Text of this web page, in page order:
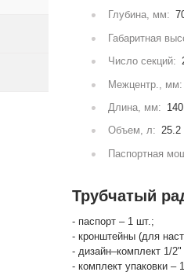
Глубина, мм:
Габаритная
Число секций:
Межцентр., мм:
Длина, мм:
Объем, л: 25.2
Паспортная
Трубчатый
- паспорт – 1 шт.;
- кронштейны (для
- дизайн–комплект 1/
- комплект упаковки –